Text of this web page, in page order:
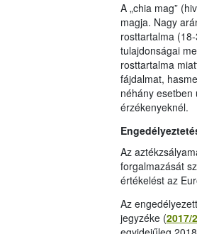
A „chia mag”
magja. Nagy
rosttartalma
tulajdonságai
rosttartalma
fájdalmat,
néhány
érzékenyeknél.
Az
forgalmazását
értékelést az
Az
jegyzéke (2017/